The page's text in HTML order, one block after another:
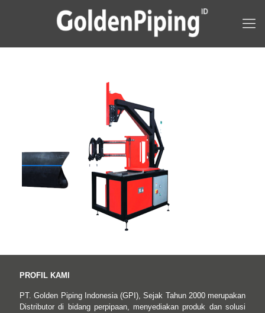
PROFIL KAMI
PT. Golden Piping Indonesia (GPI), Sejak Tahun 2000 merupakan
Distributor di bidang perpipaan, menyediakan produk dan solusi